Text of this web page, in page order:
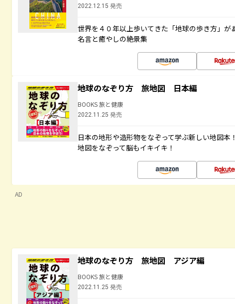
2022.12.15 発売
世界を４０年以上歩いてきた「地球の歩き方」
名言と癒やしの絶景集
地球のなぞり方 旅地図 日本編
BOOKS 旅と健康
2022.11.25 発売
日本の地形や造形物をなぞって学ぶ新しい地図
地図をなぞって脳もイキイキ！
AD
地球のなぞり方 旅地図 アジア編
BOOKS 旅と健康
2022.11.25 発売